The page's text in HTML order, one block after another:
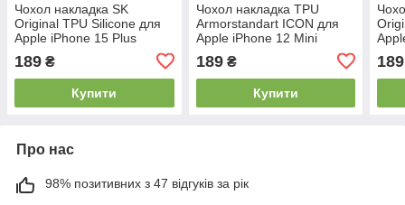
Чохол накладка SK
Original TPU Silicone для
Apple iPhone 15 Plus
189 ₴
Купити
Чохол накладка TPU
Armorstandart ICON для
Apple iPhone 12 Mini
189₴
Купити
189
Про нас
98% позитивних з 47 відгуків за рік